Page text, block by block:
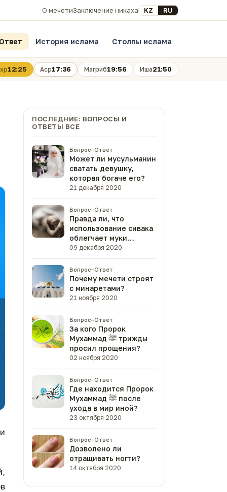
О мечетиЗаключение никахаВыберите язык
KZ RU
История ислама Столпы ислама
12:25 Аср17:36 Магриб19:56 Иша21:50
ПОСЛЕДНИЕ: ВОПРОСЫ И
ОТВЕТЫ ВСЕ
Вопрос–Ответ
Может ли мусульманин
сватать девушку,
которая богаче его?
21 декабря 2020
Вопрос–Ответ
Правда ли, что
использование сивака
облегчает муки
смертной агонии?
09 декабря 2020
Вопрос–Ответ
Почему мечети строят
с минаретами?
21 ноября 2020
Вопрос–Ответ
За кого Пророк
Мухаммад ﷺ трижды
просил прощения?
02 ноября 2020
Вопрос–Ответ
Где находится Пророк
Мухаммад ﷺ после
ухода в мир иной?
23 октября 2020
Вопрос–Ответ
Дозволено ли
отращивать ногти?
14 октября 2020